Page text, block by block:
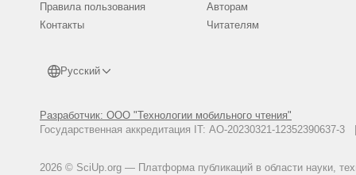
Правила пользования
Контакты
Русский
Разработчик: ООО "Технологии мобильного чтения"
Государственная аккредитация IT: АО-20230321-
2026 © SciUp.org — Платформа публикаций в области науки,
Авторам
Читателям